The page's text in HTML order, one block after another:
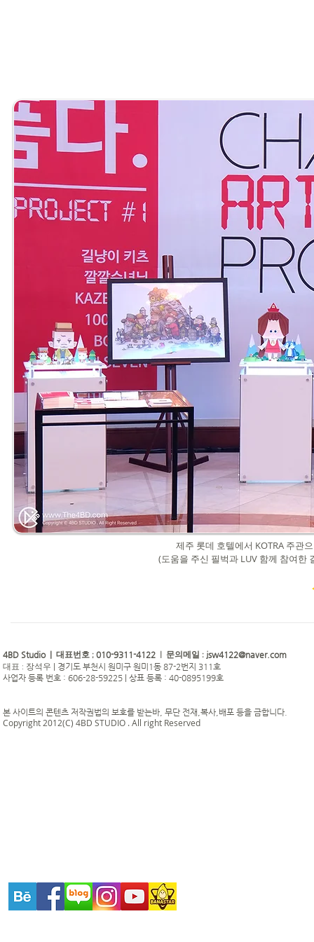
제주 롯데 호텔에서 KOTRA 주관
(도움을 주신 필벅과 LUV 함께 참여한
4BD Studio | 대표번호 ; 010-9311-4122 | 문의메일 : jsw4122@naver.com
대표 : 장석우
경기도 부천시 원미구 원미1동 87-2번지 311호
사업자 등록 번호 : 606-28-59225 | 상표 등록 : 40-0895199호
본 사이트의 콘텐츠 저작권법의 보호를 받는바, 무단 전재,복사,배포 등을 금합니다.
Copyright 2012(C) 4BD STUDIO . All right Reserved